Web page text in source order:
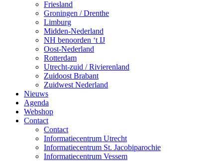
Friesland
Groningen / Drenthe
Limburg
Midden-Nederland
NH benoorden ‘t IJ
Oost-Nederland
Rotterdam
Utrecht-zuid / Rivierenland
Zuidoost Brabant
Zuidwest Nederland
Nieuws
Agenda
Webshop
Contact
Contact
Informatiecentrum Utrecht
Informatiecentrum St. Jacobiparochie
Informatiecentrum Vessem